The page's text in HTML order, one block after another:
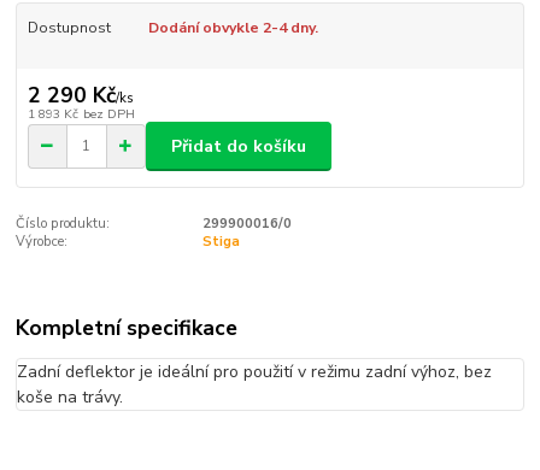
Dostupnost Dodání obvykle 2-4 dny.
2 290 Kč/ks
1 893 Kč bez DPH
Přidat do košíku
Číslo produktu:
299900016/0
Výrobce:
Stiga
Kompletní specifikace
Zadní deflektor je ideální pro použití v režimu zadní výhoz, bez
koše na trávy.